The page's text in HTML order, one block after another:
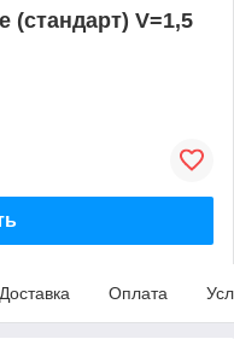
(стандарт) V=1,5
Доставка Оплата